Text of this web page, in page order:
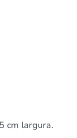
cm largura.